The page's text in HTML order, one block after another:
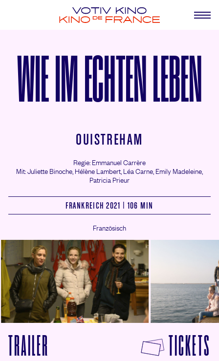
WIE IM ECHTEN LEBEN
OUISTREHAM
Regie: Emmanuel Carrère
Mit: Juliette Binoche, Hélène Lambert, Léa Carne, Emily Madeleine,
Patricia Prieur
FRANKREICH 2021 | 106 MIN
Französisch
TRAILER
TICKETS